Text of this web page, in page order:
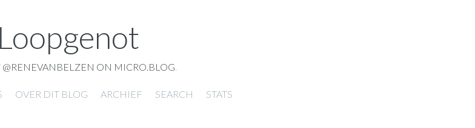
Loopgenot
@RENEVANBELZEN ON MICRO.BLOG.
OVER DIT BLOG ARCHIEF SEARCH STATS